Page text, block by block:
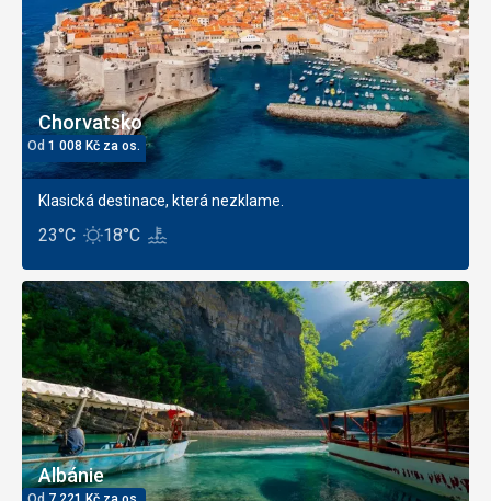
Chorvatsko
Od 1 008 Kč za os.
Klasická destinace, která nezklame.
23°C 18°C
Albánie